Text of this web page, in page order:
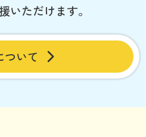
いただけます。
ついて